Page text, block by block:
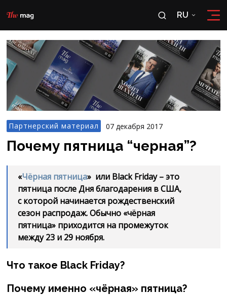
RU
RU
OʻZ
Партнерский материал 07 декабря 2017
Почему пятница “черная”?
«Чёрная пятница» или Black Friday – это
пятница после Дня благодарения в США,
с которой начинается рождественский
сезон распродаж. Обычно «чёрная
пятница» приходится на промежуток
между 23 и 29 ноября.
Что такое Black Friday?
Почему именно «чёрная» пятница?